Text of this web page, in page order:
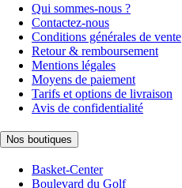
Qui sommes-nous ?
Contactez-nous
Conditions générales de vente
Retour & remboursement
Mentions légales
Moyens de paiement
Tarifs et options de livraison
Avis de confidentialité
Nos boutiques
Basket-Center
Boulevard du Golf